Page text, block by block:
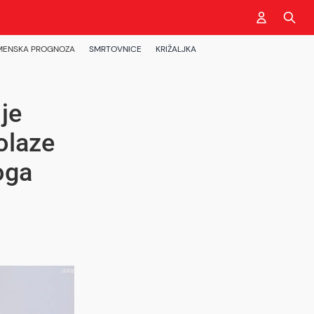
PROGNOZA SMRTOVNICE KRIŽALJKA